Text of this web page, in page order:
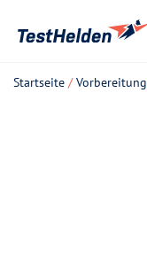
Startseite /Vorbereitung